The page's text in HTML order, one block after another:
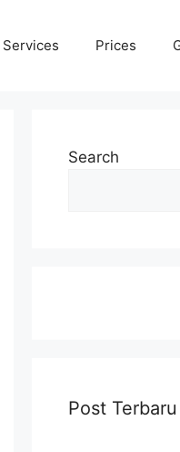
Services Prices
Search
Post Terbaru